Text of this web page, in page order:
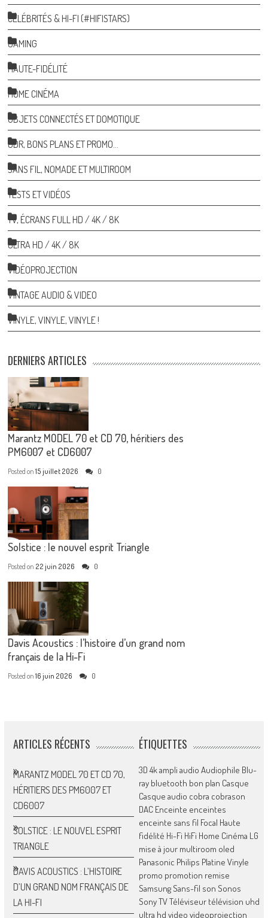
CÉLÉBRITÉS & HI-FI (#HIFISTARS)
GAMING
HAUTE-FIDÉLITÉ
HOME CINÉMA
OBJETS CONNECTÉS ET DOMOTIQUE
ODR, BONS PLANS ET PROMO…
SANS FIL, NOMADE ET MULTIROOM
TESTS ET VIDÉOS
TV, ÉCRANS FULL HD / 4K / 8K
ULTRA HD / 4K / 8K
VIDÉOPROJECTION
VINTAGE AUDIO & VIDEO
VINYLE, VINYLE, VINYLE !
DERNIERS ARTICLES
Marantz MODEL 70 et CD 70, héritiers des
PM6007 et CD6007
Posted on15 juillet 2026 0
Solstice : le nouvel esprit Triangle
Posted on 22 juin 2026 0
Davis Acoustics : l’histoire d’un grand nom
français de la Hi-Fi
Posted on16 juin 2026 0
ARTICLES RÉCENTS
MARANTZ MODEL 70 ET CD 70,
HÉRITIERS DES PM6007 ET
CD6007
SOLSTICE : LE NOUVEL ESPRIT
TRIANGLE
DAVIS ACOUSTICS : L’HISTOIRE
D’UN GRAND NOM FRANÇAIS DE
LA HI-FI
ÉTIQUETTES
3D 4kampli audio Audiophile Blu-
ray bluetooth bon plan Casque
Casque audio cobra cobrason
DAC Enceinte enceintes
enceinte sans fil Focal Haute
fidélité Hi-Fi HiFi Home Cinéma LG
mise à jour multiroom oled
Panasonic Philips Platine Vinyle
promo promotion remise
SamsungSans-fil son Sonos
SonyTVTéléviseur télévision uhd
ultra hd video videoprojection